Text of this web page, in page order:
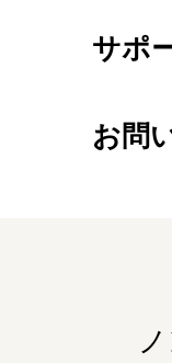
サポ
お問